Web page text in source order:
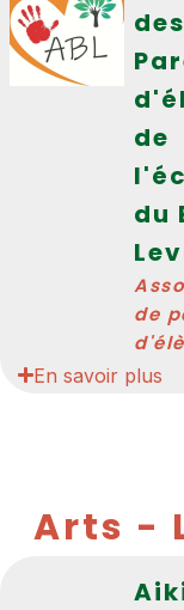
des
de
du
de
En savoir plus
Arts -